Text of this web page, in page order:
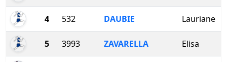
4 532 DAUBIE Lauriane
5 3993 ZAVARELLA Elisa